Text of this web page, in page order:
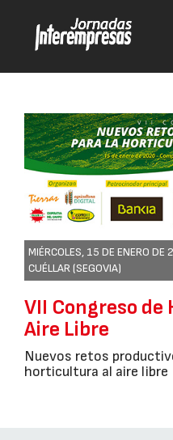
MIÉRCOLES, 15 DE ENERO
CUÉLLAR (SEGOVIA)
VII Congreso
Aire Libre
Nuevos retos
horticultura al aire libre